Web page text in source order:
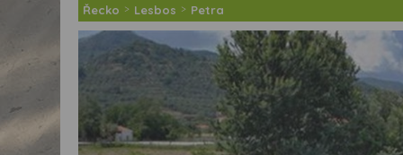
Řecko > Lesbos > Petra